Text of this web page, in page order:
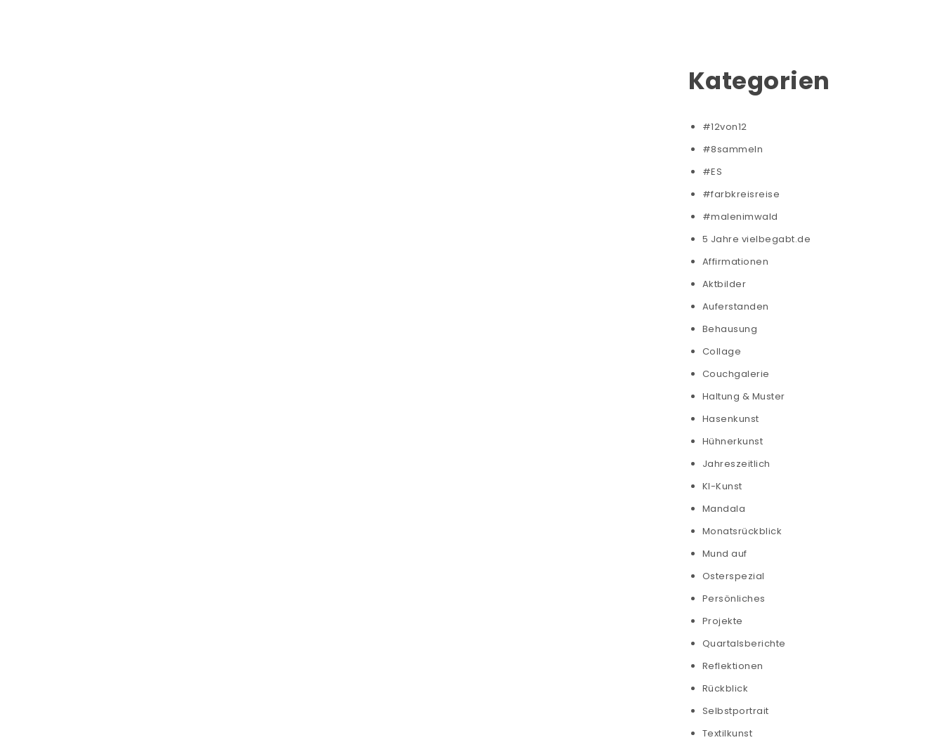
Kategorien
#12von12
#8sammeln
#ES
#farbkreisreise
#malenimwald
5 Jahre vielbegabt.de
Affirmationen
Aktbilder
Auferstanden
Behausung
Collage
Couchgalerie
Haltung & Muster
Hasenkunst
Hühnerkunst
Jahreszeitlich
KI-Kunst
Mandala
Monatsrückblick
Mund auf
Osterspezial
Persönliches
Projekte
Quartalsberichte
Reflektionen
Rückblick
Selbstportrait
Textilkunst